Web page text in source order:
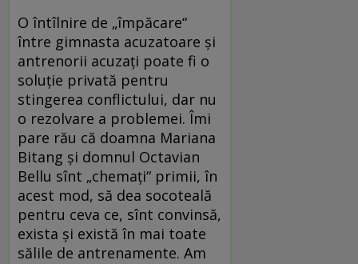
O întîlnire de „împăcare“
între gimnasta acuzatoare și
antrenorii acuzați poate fi o
soluție privată pentru
stingerea conflictului, dar nu
o rezolvare a problemei. Îmi
pare rău că doamna Mariana
Bitang și domnul Octavian
Bellu sînt „chemați“ primii, în
acest mod, să dea socoteală
pentru ceva ce, sînt convinsă,
exista și există în mai toate
sălile de antrenamente. Am